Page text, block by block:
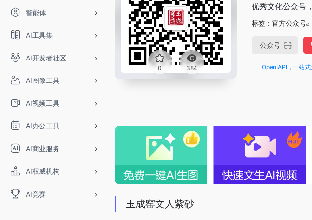
智能体
AI工具集
AI开发者社区
AI图像工具
AI视频工具
AI办公工具
AI商业服务
AI权威机构
AI竞赛
0 384
优秀文化公众号
标签： 官方公众号
公众号
OpenIAPI，一站式大模型API
玉成窑文人紫砂